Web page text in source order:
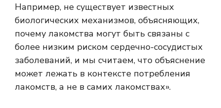
Например, не существует известных
биологических механизмов, объясняющих,
почему лакомства могут быть связаны с
более низким риском сердечно-сосудистых
заболеваний, и мы считаем, что объяснение
может лежать в контексте потребления
лакомств, а не в самих лакомствах».